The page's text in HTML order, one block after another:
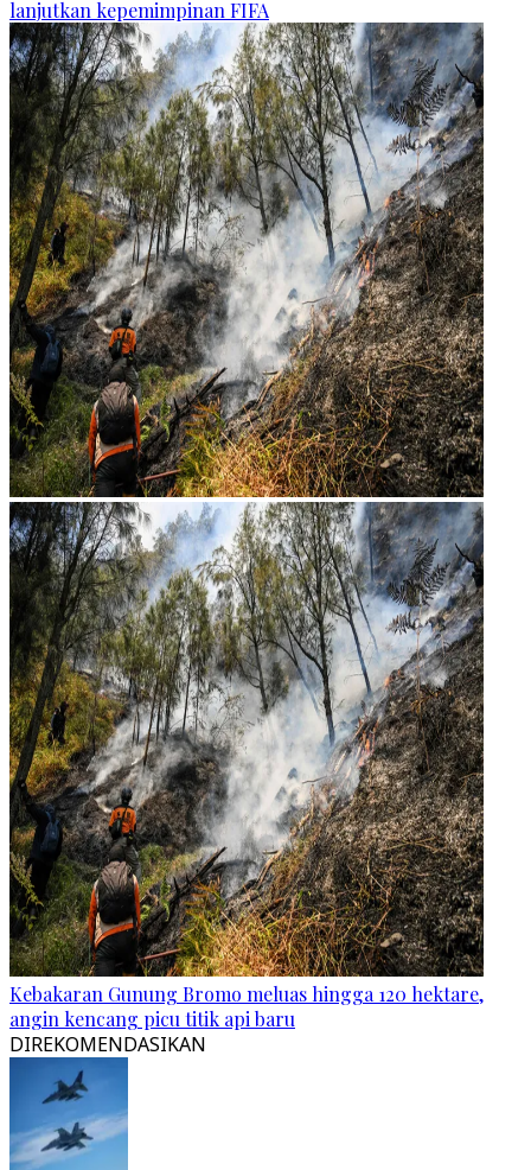
lanjutkan kepemimpinan FIFA
Kebakaran Gunung Bromo meluas hingga 120 hektare,
angin kencang picu titik api baru
DIREKOMENDASIKAN